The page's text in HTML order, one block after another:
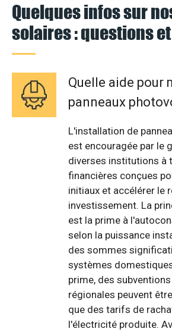
Quelques infos sur
solaires : questions
Quelle aide pour
panneaux
L'installation de
est encouragée par le
diverses institutions à
financières conçues
initiaux et accélérer le
investissement. La
est la prime à
selon la puissance
des sommes
systèmes
prime, des
régionales peuvent
que des tarifs de
l'électricité produite.